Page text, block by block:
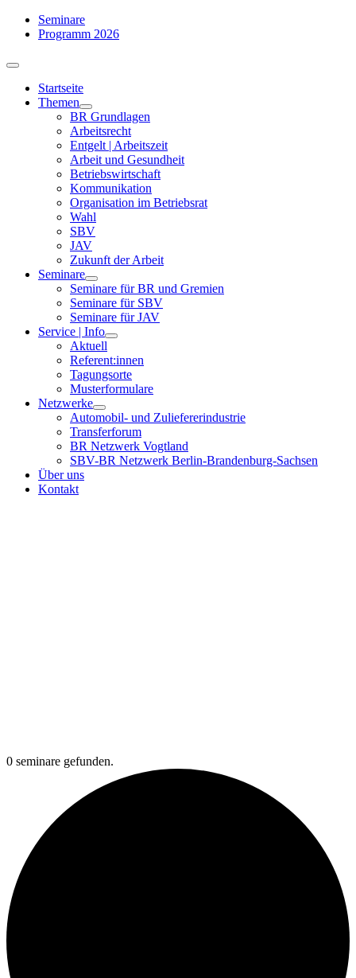
Zum
Inhalt
Seminare
Programm 2026
Toggle
NavigationStartseite
Themen
BR Grundlagen
Arbeits­recht
Entgelt | Arbeitszeit
Arbeit und Gesundheit
Betriebswirtschaft
Kommuni­kation
Organisation im Betriebsrat
Wahl
SBV
JAV
Zukunft der Arbeit
Seminare
Seminare für BR und Gremien
Seminare für SBV
Seminare für JAV
Service | Info
Aktuell
Referent:innen
Tagungsorte
Musterformulare
Netzwerke
Automobil- und Zuliefererindustrie
Transferforum
BR Netzwerk Vogtland
SBV-BR Netzwerk Berlin-Brandenburg-Sachsen
Über uns
Kontakt
0 seminare gefunden.